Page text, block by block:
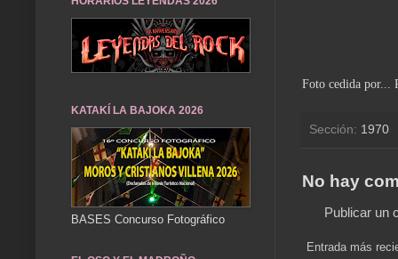
Foto cedida por...
Sección: 1970
No hay
Publicar un
Entrada más
KATAKÍ LA BAJOKA 2026
BASES Concurso Fotográfico